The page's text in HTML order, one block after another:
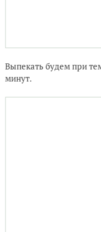
Выпекать будем при
минут.